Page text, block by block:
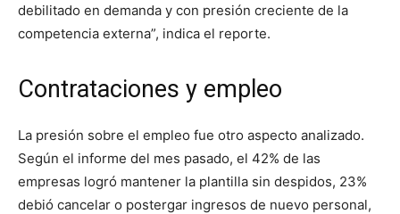
debilitado en demanda y con presión creciente de la
competencia externa”, indica el reporte.
Contrataciones y empleo
La presión sobre el empleo fue otro aspecto analizado.
Según el informe del mes pasado, el 42% de las
empresas logró mantener la plantilla sin despidos, 23%
debió cancelar o postergar ingresos de nuevo personal,